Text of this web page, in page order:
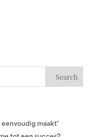
maakt’